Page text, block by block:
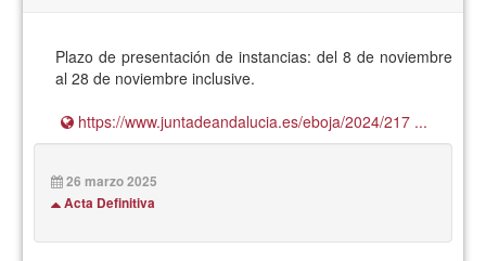
Acción Social
Directorio
Plazo de presentación de instancias: del 8 de noviembre
al 28 de noviembre inclusive.
https://www.juntadeandalucia.es/eboja/2024/217 ...
26 marzo 2025
Acta Definitiva